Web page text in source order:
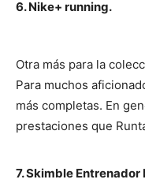
6. Nike+ running.
Otra más para la
Para muchos
más completas. En
prestaciones que
7. Skimble Entrenador